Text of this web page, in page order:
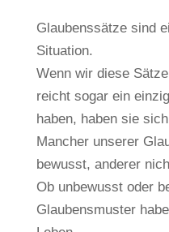
Glaubenssätze sind
Situation.
Wenn wir diese
reicht sogar ein
haben, haben sie
Mancher unserer
bewusst, anderer
Ob unbewusst oder
Glaubensmuster